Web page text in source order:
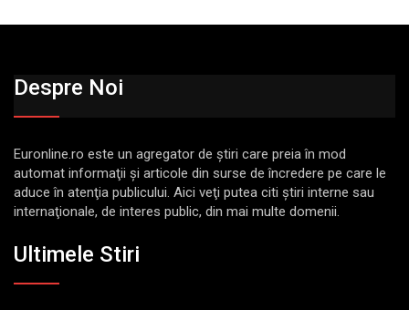
Despre Noi
Euronline.ro este un agregator de ştiri care preia în mod
automat informaţii şi articole din surse de încredere pe care le
aduce în atenţia publicului. Aici veţi putea citi ştiri interne sau
internaţionale, de interes public, din mai multe domenii.
Ultimele Stiri